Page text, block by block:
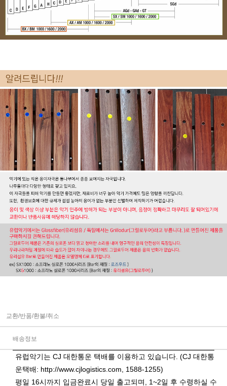
교환/반품/환불/취소
배송정보
유럽악기는 CJ 대한통운 택배를 이용하고 있습니다. (CJ 대한통
운택배: http://www.cjlogistics.com , 1588-1255)
평일 16시까지 입금완료시 당일 출고되며, 1~2일 후 수령하실 수